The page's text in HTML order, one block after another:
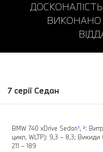
7 серії Седан
BMW 740 xDrive Sedan¹, ²:
цикл, WLTP): 9,3 – 8,3;
211 – 189